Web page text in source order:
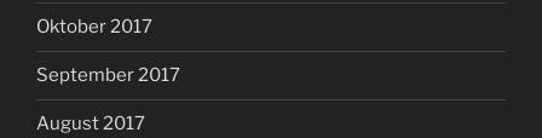
Oktober 2017
September 2017
August 2017